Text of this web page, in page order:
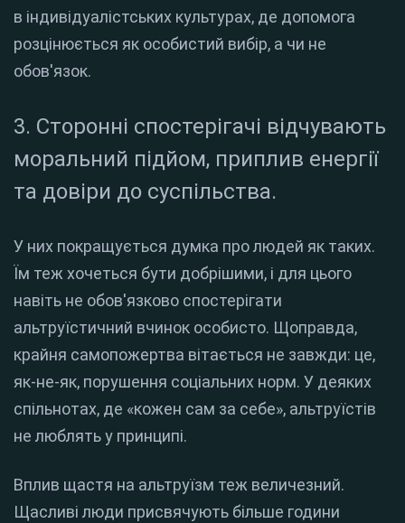
в індивідуалістських культурах, де допомога
розцінюється як особистий вибір, а чи не
обов'язок.
3. Сторонні спостерігачі відчувають
моральний підйом, приплив енергії
та довіри до суспільства.
У них покращується думка про людей як таких.
Їм теж хочеться бути добрішими, і для цього
навіть не обов'язково спостерігати
альтруїстичний вчинок особисто. Щоправда,
крайня самопожертва вітається не завжди: це,
як-не-як, порушення соціальних норм. У деяких
спільнотах, де «кожен сам за себе», альтруїстів
не люблять у принципі.
Вплив щастя на альтруїзм теж величезний.
Щасливі люди присвячують більше години